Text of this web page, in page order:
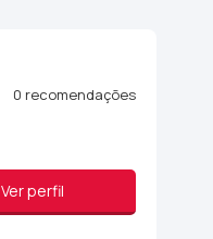
0 recomendações
Ver perfil